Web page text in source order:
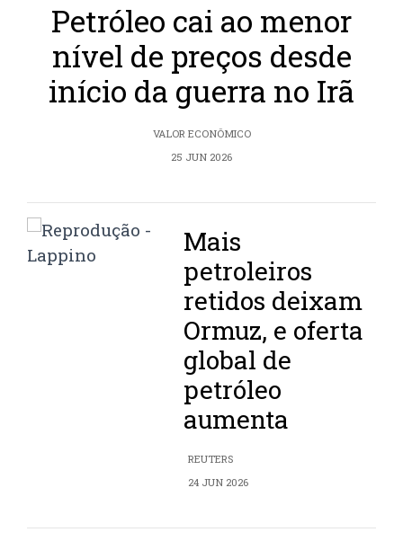
Petróleo cai ao menor
nível de preços desde
início da guerra no Irã
VALOR ECONÔMICO
25 JUN 2026
Mais
petroleiros
retidos deixam
Ormuz, e oferta
global de
petróleo
aumenta
REUTERS
24 JUN 2026